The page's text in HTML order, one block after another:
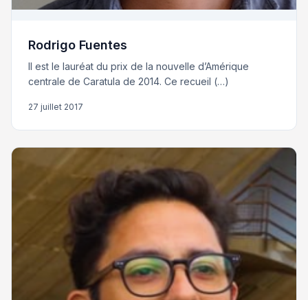
Rodrigo Fuentes
Il est le lauréat du prix de la nouvelle d’Amérique
centrale de Caratula de 2014. Ce recueil (…)
27 juillet 2017